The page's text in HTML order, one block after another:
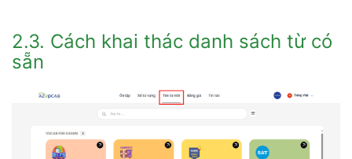
2.3. Cách khai thác danh sách từ có
sẵn